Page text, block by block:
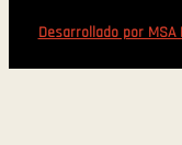
Desarrollado por MSA